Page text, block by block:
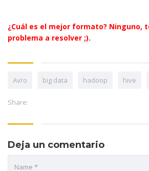
¿Cuál es el mejor formato? Ninguno,
problema a resolver ;).
Avro big data hadoop hive
Share:
Deja un comentario